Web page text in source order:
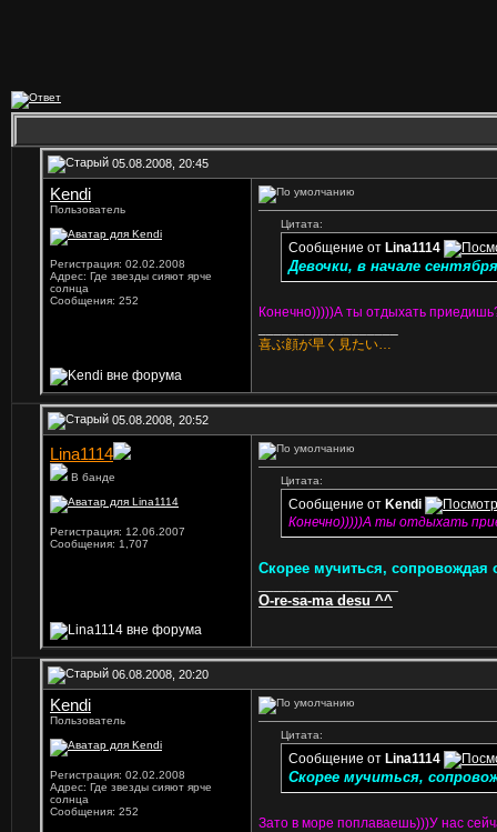
05.08.2008, 20:45
Kendi
Пользователь
Регистрация: 02.02.2008
Адрес: Где звезды сияют ярче
солнца
Сообщения: 252
Цитата:
Сообщение от Lina1114
Девочки, в начале
Конечно)))))А ты отдыхать
喜ぶ顔が早く見たい…
05.08.2008, 20:52
Lina1114
В банде
Регистрация: 12.06.2007
Сообщения: 1,707
Цитата:
Сообщение от Kendi
Конечно)))))А ты отдыхать
Скорее мучиться,
O-re-sa-ma desu ^^
06.08.2008, 20:20
Kendi
Пользователь
Регистрация: 02.02.2008
Адрес: Где звезды сияют ярче
солнца
Сообщения: 252
Цитата:
Сообщение от Lina1114
Скорее мучиться,
Зато в море поплаваешь)))У нас